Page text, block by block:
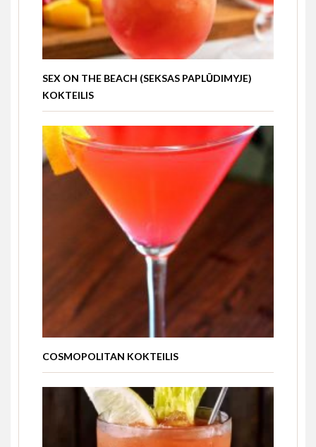
SEX ON THE BEACH (SEKSAS PAPLŪDIMYJE)
KOKTEILIS
COSMOPOLITAN KOKTEILIS